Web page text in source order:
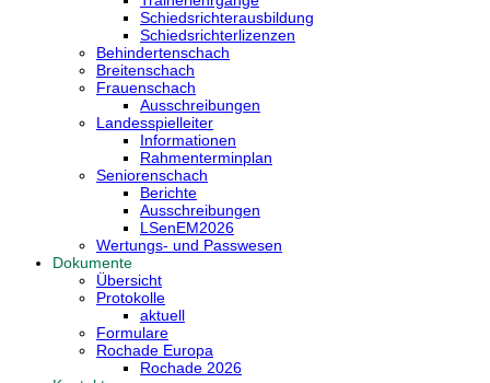
Schiedsrichterausbildung
Schiedsrichterlizenzen
Behindertenschach
Breitenschach
Frauenschach
Ausschreibungen
Landesspielleiter
Informationen
Rahmenterminplan
Seniorenschach
Berichte
Ausschreibungen
LSenEM2026
Wertungs- und Passwesen
Dokumente
Übersicht
Protokolle
aktuell
Formulare
Rochade Europa
Rochade 2026